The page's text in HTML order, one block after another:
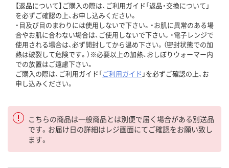
【返品について】ご購入の際は、ご利用ガイド「返品・交換について」
を必ずご確認の上、お申し込みください。
・目及び目のまわりには使用しないで下さい。・お肌に異常のある場
合やお肌に合わない場合は、ご使用しないで下さい。・電子レンジで
使用される場合は、必ず開封してから温め下さい。（密封状態での加
熱は破裂して危険です。）※必要以上の加熱、おしぼりウォーマー内
での放置はご遠慮下さい。
ご購入の際は、ご利用ガイド「ご利用ガイド 」を必ずご確認の上、お
申し込みください。
こちらの商品は一般商品とは別便で届く場合がある別送品
です。お届け日の詳細はレジ画面にてご確認をお願い致し
ます。